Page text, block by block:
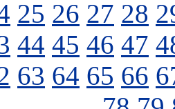
25 26 27 28
44 45 46 47
63 64 65 66